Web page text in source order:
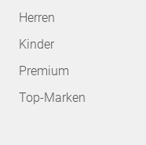
Herren
Kinder
Premium
Top-Marken